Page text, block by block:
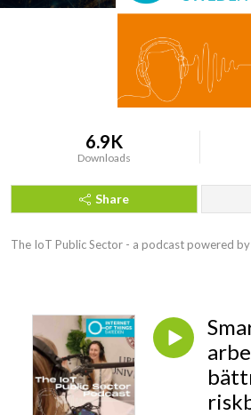
6.9K
Downloads
Share
The IoT Public Sector - a podcast powered